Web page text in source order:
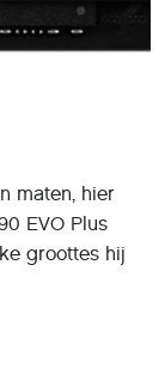
maten, hier
EVO Plus
groottes hij